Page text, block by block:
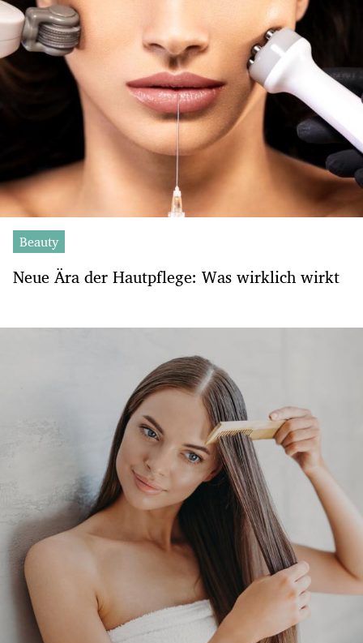
Beauty
Neue Ära der Hautpflege: Was wirklich wirkt